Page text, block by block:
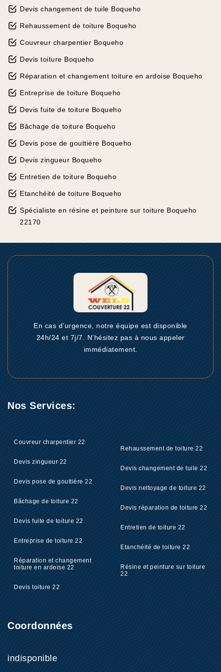
Devis changement de tuile Boqueho
Rehaussement de toiture Boqueho
Couvreur charpentier Boqueho
Devis toiture Boqueho
Réparation et changement toiture en ardoise Boqueho
Entreprise de toiture Boqueho
Devis fuite de toiture Boqueho
Bâchage de toiture Boqueho
Devis pose de gouttière Boqueho
Devis zingueur Boqueho
Entretien de toiture Boqueho
Etanchéité de toiture Boqueho
Spécialiste en résine et peinture sur toiture Boqueho
22170
En cas d’urgence, notre équipe est disponible
24h/24 et 7j/7. N’hésitez pas à nous appeler
immédiatement.
Nos Services:
Couvreur charpentier 22
Devis zingueur 22
Devis pose de gouttière 22
Bâchage de toiture 22
Devis fuite de toiture 22
Entreprise de toiture 22
Réparation et changement
toiture en ardoise 22
Devis toiture 22
Rehaussement de toiture 22
Devis changement de tuile 22
Devis nettoyage de toiture 22
Devis réparation de toiture 22
Entretien de toiture 22
Etanchéité de toiture 22
Résine et peinture sur toiture
22
Coordonnées
indisponible